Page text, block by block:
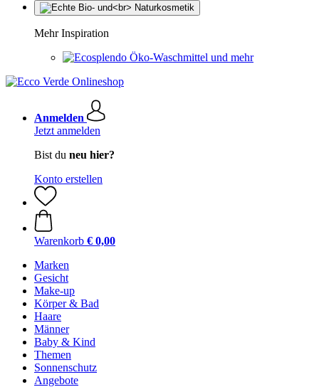
Mehr Inspiration
Öko-Waschmittel und mehr
Anmelden
Jetzt anmelden
Bist du neu hier?
Konto erstellen
Warenkorb € 0,00
Marken
Gesicht
Make-up
Körper & Bad
Haare
Männer
Baby & Kind
Themen
Sonnenschutz
Angebote